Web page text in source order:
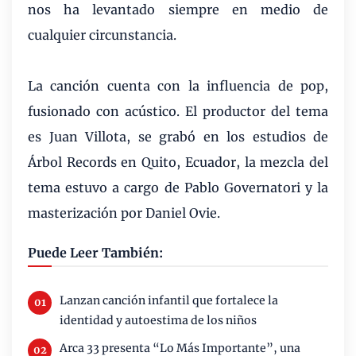
nos ha levantado siempre en medio de
cualquier circunstancia.
La canción cuenta con la influencia de pop,
fusionado con acústico. El productor del tema
es Juan Villota, se grabó en los estudios de
Árbol Records en Quito, Ecuador, la mezcla del
tema estuvo a cargo de Pablo Governatori y la
masterización por Daniel Ovie.
Puede Leer También:
Lanzan canción infantil que fortalece la
identidad y autoestima de los niños
Arca 33 presenta “Lo Más Importante”, una